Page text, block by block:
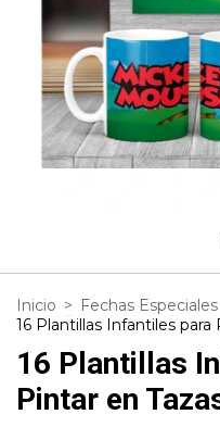
Inicio > Fechas Especiales
16 Plantillas Infantiles para
16 Plantillas
Pintar en